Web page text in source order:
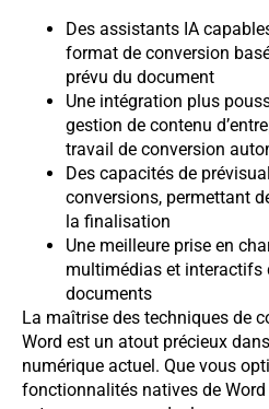
Des assistants IA
format de conversion
prévu du document
Une intégration plus
gestion de contenu
travail de conversion
Des capacités de
conversions, permettant
la finalisation
Une meilleure prise en
multimédias et interactifs
documents
La maîtrise des techniques de
Word est un atout précieux
numérique actuel. Que vous
fonctionnalités natives de